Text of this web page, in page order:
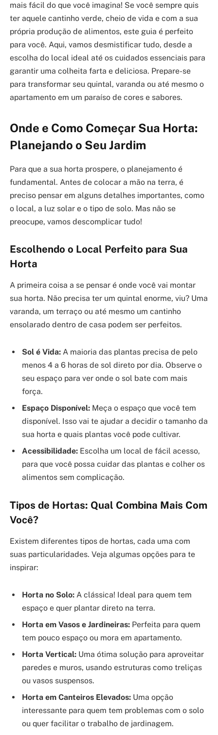
mais fácil do que você imagina! Se você sempre quis
ter aquele cantinho verde, cheio de vida e com a sua
própria produção de alimentos, este guia é perfeito
para você. Aqui, vamos desmistificar tudo, desde a
escolha do local ideal até os cuidados essenciais para
garantir uma colheita farta e deliciosa. Prepare-se
para transformar seu quintal, varanda ou até mesmo o
apartamento em um paraíso de cores e sabores.
Onde e Como Começar Sua Horta:
Planejando o Seu Jardim
Para que a sua horta prospere, o planejamento é
fundamental. Antes de colocar a mão na terra, é
preciso pensar em alguns detalhes importantes, como
o local, a luz solar e o tipo de solo. Mas não se
preocupe, vamos descomplicar tudo!
Escolhendo o Local Perfeito para Sua
Horta
A primeira coisa a se pensar é onde você vai montar
sua horta. Não precisa ter um quintal enorme, viu? Uma
varanda, um terraço ou até mesmo um cantinho
ensolarado dentro de casa podem ser perfeitos.
Sol é Vida: A maioria das plantas precisa de pelo
menos 4 a 6 horas de sol direto por dia. Observe o
seu espaço para ver onde o sol bate com mais
força.
Espaço Disponível: Meça o espaço que você tem
disponível. Isso vai te ajudar a decidir o tamanho da
sua horta e quais plantas você pode cultivar.
Acessibilidade: Escolha um local de fácil acesso,
para que você possa cuidar das plantas e colher os
alimentos sem complicação.
Tipos de Hortas: Qual Combina Mais Com
Você?
Existem diferentes tipos de hortas, cada uma com
suas particularidades. Veja algumas opções para te
inspirar:
Horta no Solo: A clássica! Ideal para quem tem
espaço e quer plantar direto na terra.
Horta em Vasos e Jardineiras: Perfeita para quem
tem pouco espaço ou mora em apartamento.
Horta Vertical: Uma ótima solução para aproveitar
paredes e muros, usando estruturas como treliças
ou vasos suspensos.
Horta em Canteiros Elevados: Uma opção
interessante para quem tem problemas com o solo
ou quer facilitar o trabalho de jardinagem.